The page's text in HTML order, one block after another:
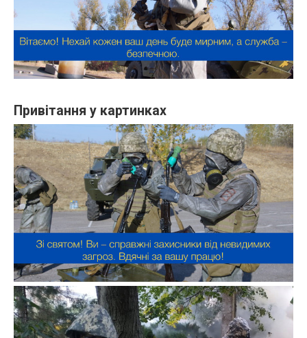
Привітання у картинках